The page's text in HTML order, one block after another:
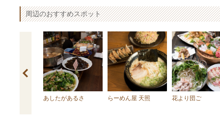
周辺のおすすめスポット
あしたがあるさ らーめん屋 天照 花より団ご